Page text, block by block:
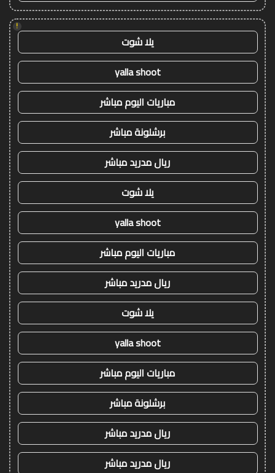
!
يلا شوت
yalla shoot
مباريات اليوم مباشر
برشلونة مباشر
ريال مدريد مباشر
يلا شوت
yalla shoot
مباريات اليوم مباشر
ريال مدريد مباشر
يلا شوت
yalla shoot
مباريات اليوم مباشر
برشلونة مباشر
ريال مدريد مباشر
ريال مدريد مباشر